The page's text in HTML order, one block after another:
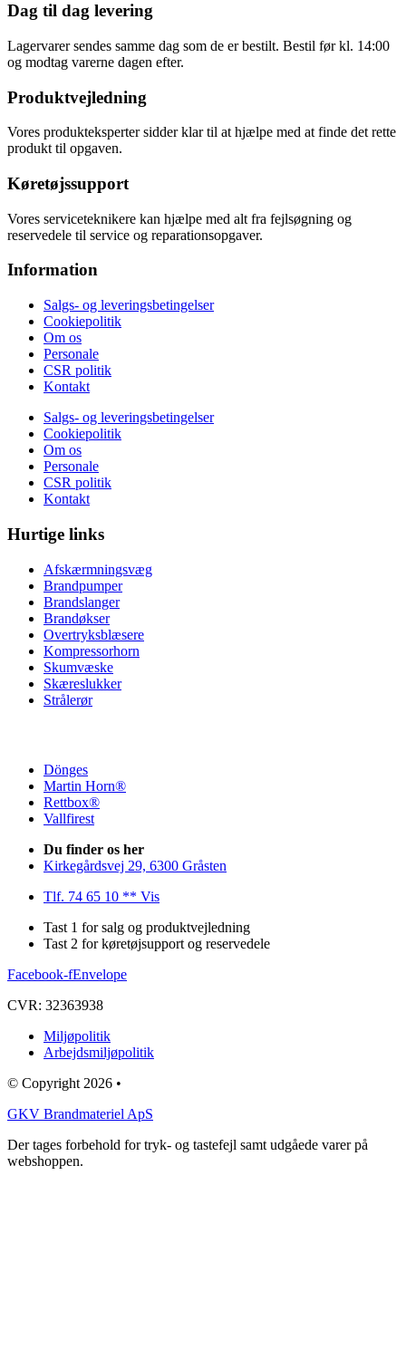
Dag til dag levering
Lagervarer sendes samme dag som de er bestilt. Bestil før kl. 14:00
og modtag varerne dagen efter.
Produktvejledning
Vores produkteksperter sidder klar til at hjælpe med at finde det rette
produkt til opgaven.
Køretøjssupport
Vores serviceteknikere kan hjælpe med alt fra fejlsøgning og
reservedele til service og reparationsopgaver.
Information
Salgs- og leveringsbetingelser
Cookiepolitik
Om os
Personale
CSR politik
Kontakt
Salgs- og leveringsbetingelser
Cookiepolitik
Om os
Personale
CSR politik
Kontakt
Hurtige links
Afskærmningsvæg
Brandpumper
Brandslanger
Brandøkser
Overtryksblæsere
Kompressorhorn
Skumvæske
Skæreslukker
Strålerør
Dönges
Martin Horn®
Rettbox®
Vallfirest
Du finder os her
Kirkegårdsvej 29, 6300 Gråsten
Tlf. 74 65 10 ** Vis
Tast 1 for salg og produktvejledning
Tast 2 for køretøjsupport og reservedele
Facebook-fEnvelope
CVR: 32363938
Miljøpolitik
Arbejdsmiljøpolitik
© Copyright 2026 •
GKV Brandmateriel ApS
Der tages forbehold for tryk- og tastefejl samt udgåede varer på
webshoppen.